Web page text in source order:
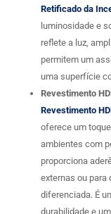
Retificado da
luminosidade e
reflete a luz,
permitem um
uma superfície
Revestimento
Revestimento
oferece um
ambientes com
proporciona
externas ou para
diferenciada. É
durabilidade e